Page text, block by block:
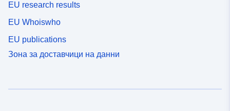
EU research results
EU Whoiswho
EU publications
Зона за доставчици на данни